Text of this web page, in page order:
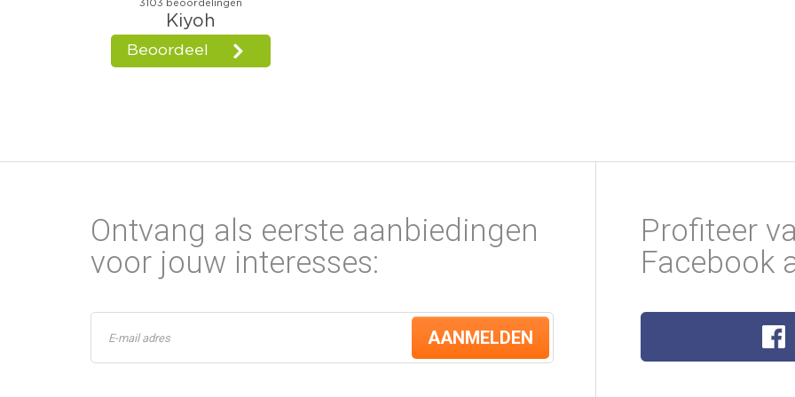
Ontvang als eerste aanbiedingen
voor jouw interesses:
AANMELDEN
Profiteer
Facebook